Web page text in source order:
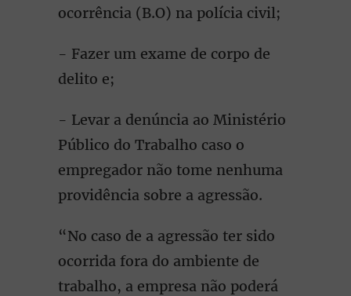
ocorrência (B.O) na polícia civil;
- Fazer um exame de corpo de
delito e;
- Levar a denúncia ao Ministério
Público do Trabalho caso o
empregador não tome nenhuma
providência sobre a agressão.
“No caso de a agressão ter sido
ocorrida fora do ambiente de
trabalho, a empresa não poderá